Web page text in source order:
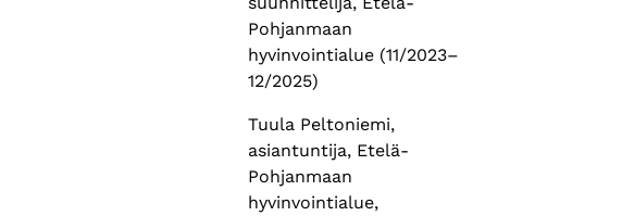
Pohjanmaan
hyvinvointialue (11/2023–
12/2025)
Tuula Peltoniemi,
asiantuntija, Etelä-
Pohjanmaan
hyvinvointialue,